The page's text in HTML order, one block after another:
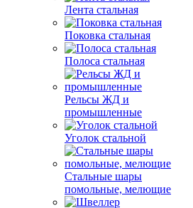
Лента стальная
Поковка стальная
Полоса стальная
Рельсы ЖД и
промышленные
Уголок стальной
Стальные шары
помольные, мелющие